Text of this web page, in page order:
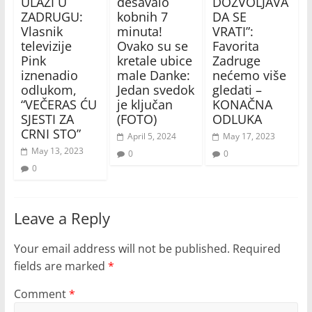
ZADRUGU:
Vlasnik
televizije
Pink
iznenadio
odlukom,
“VEČERAS ĆU
SJESTI ZA
CRNI STO”
May 13, 2023
0
kobnih 7
minuta!
Ovako su se
kretale ubice
male Danke:
Jedan svedok
je ključan
(FOTO)
April 5, 2024
0
DA SE
VRATI”:
Favorita
Zadruge
nećemo više
gledati –
KONAČNA
ODLUKA
May 17, 2023
0
Leave a Reply
Your email address will not be published. Required
fields are marked *
Comment*